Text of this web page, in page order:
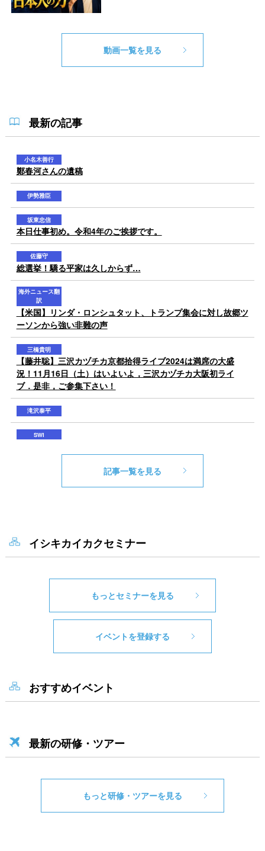
動画一覧を見る
最新の記事
記事一覧を見る
イシキカイカクセミナー
もっとセミナーを見る
イベントを登録する
おすすめイベント
最新の研修・ツアー
もっと研修・ツアーを見る